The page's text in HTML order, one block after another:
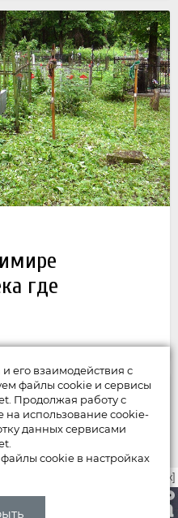
где
закрыть [x]
его взаимодействия с
файлы cookie и сервисы
Продолжая работу с
на использование cookie-
данных сервисами
cookie в настройках